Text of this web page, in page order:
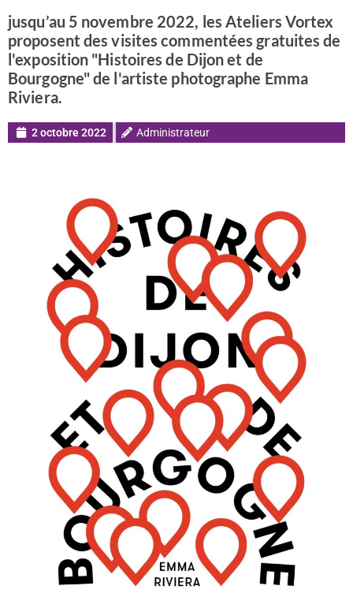
jusqu’au 5 novembre 2022, les Ateliers Vortex
proposent des visites commentées gratuites de
l'exposition "Histoires de Dijon et de
Bourgogne" de l'artiste photographe Emma
Riviera.
2 octobre 2022 Administrateur